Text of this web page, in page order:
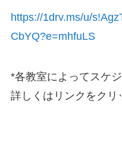
https://1drv.ms/u/
CbYQ?e=mhfuLS
*各教室によってスケ
詳しくはリンクをク